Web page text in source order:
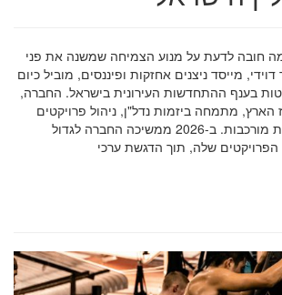
דוידי ב-2026: מה חובה לדעת על מנוע הצמיחה שמשנה את פני
מייסד ניצנים אחזקות ופיננסים, מוביל כיום
בענף ההתחדשות העירונית בישראל. החברה,
מתמחה ביזמות נדל"ן, ניהול פרויקטים
מגורים ומימון עסקאות מורכבות. ב-2026 ממשיכה החברה לגדול